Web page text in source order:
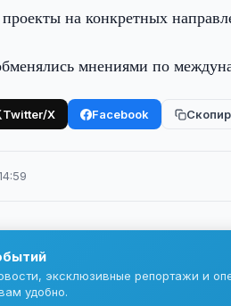
на конкретных
мнениями по
Twitter/X Facebook
эксклюзивные репортажи и
удобно.